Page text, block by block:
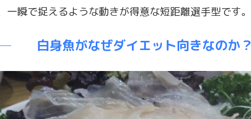
瞬で捉えるような動きが得意な短距離選手型です。
白身魚がなぜダイエット向きなのか？